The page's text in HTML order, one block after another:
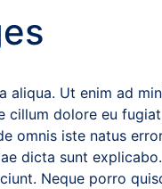
Ut enim ad
dolore eu
omnis iste natus
dicta sunt
Neque porro